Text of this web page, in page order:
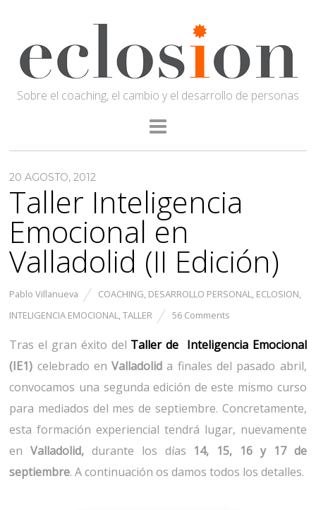
Sobre el coaching, el cambio y el desarrollo de personas
20 AGOSTO, 2012
Taller Inteligencia
Emocional en
Valladolid (II Edición)
Pablo Villanueva COACHING, DESARROLLO PERSONAL, ECLOSION,
INTELIGENCIA EMOCIONAL,TALLER 56 Comments
Tras el gran éxito del Taller de Inteligencia Emocional
(IE1) celebrado en Valladolid a finales del pasado abril,
convocamos una segunda edición de este mismo curso
para mediados del mes de septiembre. Concretamente,
esta formación experiencial tendrá lugar, nuevamente
enValladolid,durante los días 14, 15, 16 y 17 de
septiembre. A continuación os damos todos los detalles.